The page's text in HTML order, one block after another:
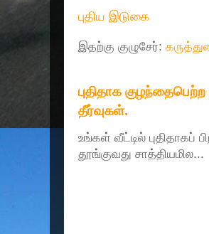
புதிய இடுகை
இதற்கு குழுசேர்:
புதிதாக
தீர்வுகள்.
உங்கள் வீட்டில் புதிதாகப்
தூங்குவது சாத்தியமில...